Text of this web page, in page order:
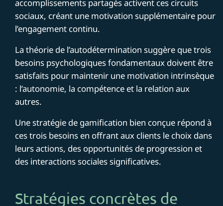
accomplissements partagés activent ces circuits
sociaux, créant une motivation supplémentaire pour
l’engagement continu.
La théorie de l’autodétermination suggère que trois
besoins psychologiques fondamentaux doivent être
satisfaits pour maintenir une motivation intrinsèque
: l’autonomie, la compétence et la relation aux
autres.
Une stratégie de gamification bien conçue répond à
ces trois besoins en offrant aux clients le choix dans
leurs actions, des opportunités de progression et
des interactions sociales significatives.
Stratégies concrètes de